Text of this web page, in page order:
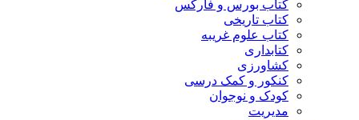
کتاب بورس و فارکس
کتاب تاریخی
کتاب علوم غریبه
کتابداری
کشاورزی
کنکور و کمک‌ درسی
کودک و نوجوان
مدیریت